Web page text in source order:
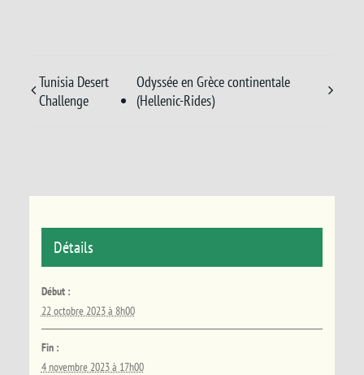
Tunisia Desert
Challenge
Odyssée en Grèce continentale
(Hellenic-Rides)
Détails
Début :
22 octobre 2023 à 8h00
Fin :
4 novembre 2023 à 17h00